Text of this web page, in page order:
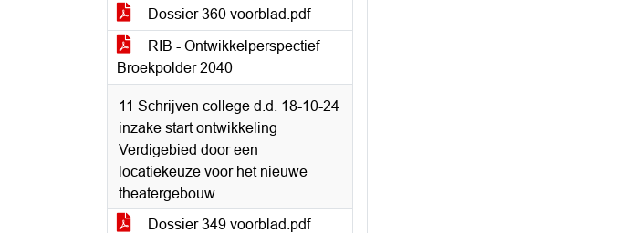
Dossier 360 voorblad.pdf
RIB - Ontwikkelperspectief
Broekpolder 2040
11 Schrijven college d.d. 18-10-24
inzake start ontwikkeling
Verdigebied door een
locatiekeuze voor het nieuwe
theatergebouw
Dossier 349 voorblad.pdf